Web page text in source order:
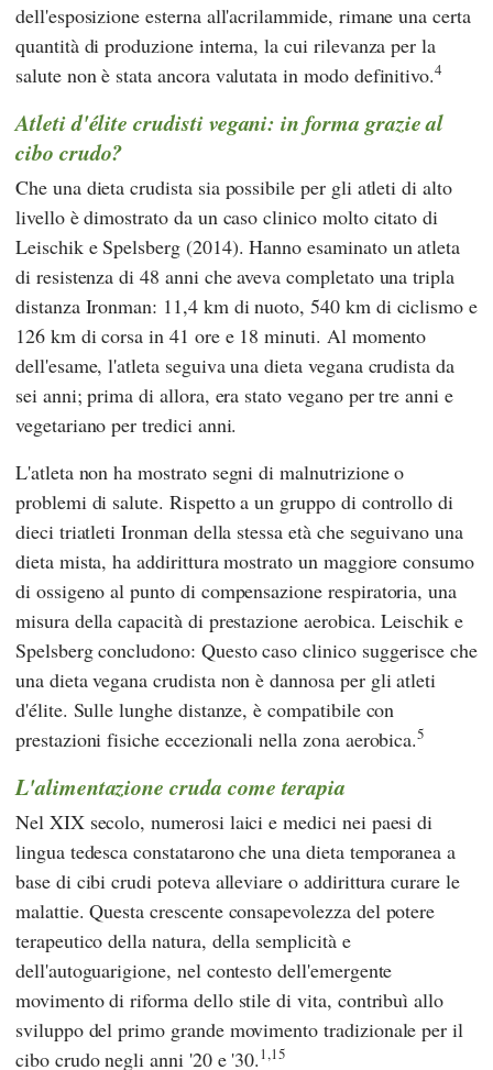
dell'esposizione esterna all'acrilammide, rimane una certa
quantità di produzione interna, la cui rilevanza per la
salute non è stata ancora valutata in modo definitivo.4
Atleti d'élite crudisti vegani: in forma grazie al
cibo crudo?
Che una dieta crudista sia possibile per gli atleti di alto
livello è dimostrato da un caso clinico molto citato di
LeischikeSpelsberg(2014). Hanno esaminato un atleta
di resistenza di 48 anni che aveva completato una tripla
distanza Ironman: 11,4 km di nuoto, 540 km di ciclismo e
126 km di corsa in 41 ore e 18 minuti. Al momento
dell'esame, l'atleta seguiva una dieta vegana crudista da
sei anni; prima di allora, era stato vegano per tre anni e
vegetariano per tredici anni.
L'atleta non ha mostrato segni di malnutrizione o
problemi di salute. Rispetto a un gruppo di controllo di
dieci triatleti Ironman della stessa età che seguivano una
dieta mista, ha addirittura mostrato un maggiore consumo
di ossigeno al punto di compensazione respiratoria, una
misura della capacità di prestazione aerobica.Leischik e
Spelsbergconcludono: Questo caso clinico suggerisce che
una dieta vegana crudista non è dannosa per gli atleti
d'élite. Sulle lunghe distanze, è compatibile con
prestazioni fisiche eccezionali nella zona aerobica.5
L'alimentazione cruda come terapia
Nel XIX secolo, numerosi laici e medici nei paesi di
lingua tedesca constatarono che una dieta temporanea a
base di cibi crudi poteva alleviare o addirittura curare le
malattie. Questa crescente consapevolezza del potere
terapeutico della natura, della semplicità e
dell'autoguarigione, nel contesto dell'emergente
movimento di riforma dello stile di vita, contribuì allo
sviluppo del primo grande movimento tradizionale per il
cibo crudo negli anni '20 e '30.1,15